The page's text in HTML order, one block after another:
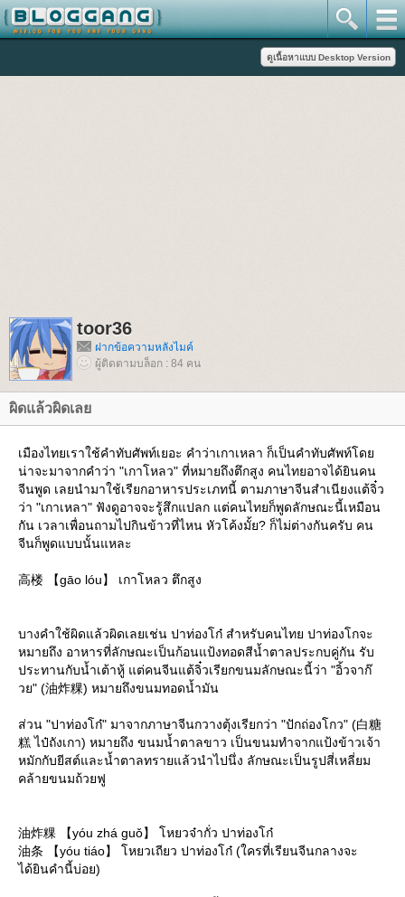
toor36
ฝากข้อความหลังไมค์
ผู้ติดตามบล็อก : 84 คน
ผิดแล้วผิดเล
เมืองไทยเราใช้คำทับศัพท์เยอะ คำว่าเกาเหลา ก็เป็นคำทับศัพท์โด
น่าจะมาจากคำว่า "เกาโหลว" ที่หมายถึงตึกสูง คนไทยอาจได้ยินคน
จีนพูด เลยนำมาใช้เรียกอาหารประเภทนี้ ตามภาษาจีนสำเนียงแต้จิ๋ว
ว่า "เกาเหลา" ฟังดูอาจจะรู้สึกแปลก แต่คนไทยก็พูดลักษณะนี้เหมือน
กัน เวลาเพื่อนถามไปกินข้าวที่ไหน หัวโค้งมั้ย? ก็ไม่ต่างกันครับ คน
จีนก็พูดแบบนั้นแหละ
高楼 【gāo lóu】 เกาโหลว ตึกสูง
บางคำใช้ผิดแล้วผิดเลยเช่น ปาท่องโก๋ สำหรับคนไทย ปาท่องโกจะ
หมายถึง อาหารที่ลักษณะเป็นก้อนแป้งทอดสีน้ำตาลประกบคู่กัน รับ
ประทานกับน้ำเต้าหู้ แต่คนจีนแต้จิ๋วเรียกขนมลักษณะนี้ว่า "อิ้วจาก๊
วย" (油炸粿) หมายถึงขนมทอดน้ำมัน
ส่วน "ปาท่องโก๋" มาจากภาษาจีนกวางตุ้งเรียกว่า "ปักถ่องโกว" (白糖
糕 ไป๋ถังเกา) หมายถึง ขนมน้ำตาลขาว เป็นขนมทำจากแป้งข้าวเจ้า
หมักกับยีสต์และน้ำตาลทรายแล้วนำไปนึ่ง ลักษณะเป็นรูปสี่เหลี่ยม
คล้ายขนมถ้วยฟู
油炸粿 【yóu zhá guǒ】 โหยวจ๋ากั่ว ปาท่องโก๋
油条 【yóu tiáo】 โหยวเถียว ปาท่องโก๋ (ใครที่เรียนจีนกลางจะ
ได้ยินคำนี้บ่อย)